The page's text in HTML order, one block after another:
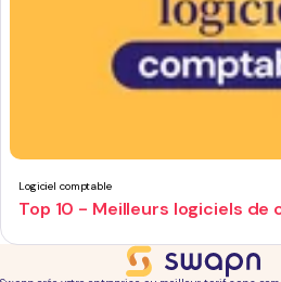
Logiciel comptable
Top 10 - Meilleurs logiciels de